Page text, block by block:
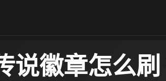
说徽章怎么